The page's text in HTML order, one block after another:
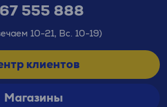
67 555 888
10-21, Вс. 10-19)
клиентов
Магазины